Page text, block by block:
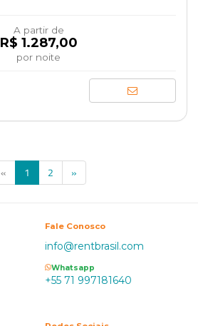
A partir de
R$ 1.287,00
por noite
« 1 (current)
2 »
Fale Conosco
info@rentbrasil.com
Whatsapp
+55 71 997181640